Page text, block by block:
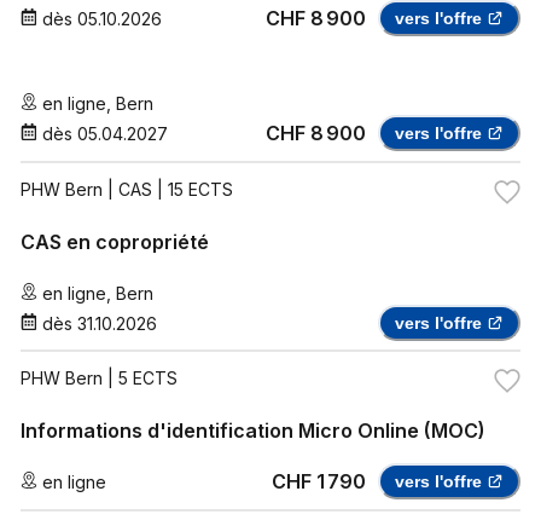
dès 05.10.2026 CHF 8 900 vers l'offre
en ligne Bern
dès 05.04.2027 CHF 8 900 vers l'offre
PHW Bern | CAS | 15 ECTS
CAS en copropriété
en ligne Bern
dès 31.10.2026 vers l'offre
PHW Bern | 5 ECTS
Informations d'identification Micro Online (MOC)
en ligne CHF 1 790 vers l'offre